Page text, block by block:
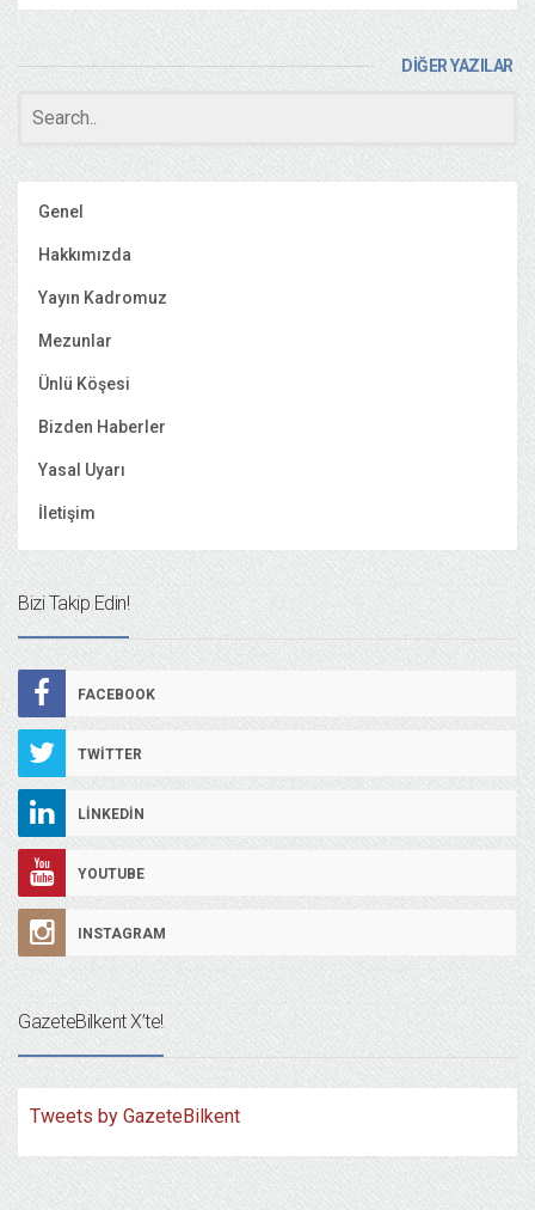
DİĞER YAZILAR
Genel
Hakkımızda
Yayın Kadromuz
Mezunlar
Ünlü Köşesi
Bizden Haberler
Yasal Uyarı
İletişim
Bizi Takip Edin!
FACEBOOK
TWITTER
LINKEDIN
YOUTUBE
INSTAGRAM
GazeteBilkent X’te!
Tweets by GazeteBilkent